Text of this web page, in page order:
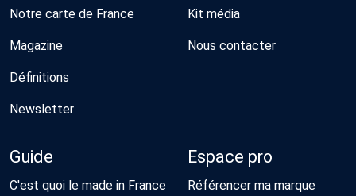
Notre carte de France
Magazine
Définitions
Newsletter
Kit média
Nous contacter
Guide
C'est quoi le made in France
Espace pro
Référencer ma marque